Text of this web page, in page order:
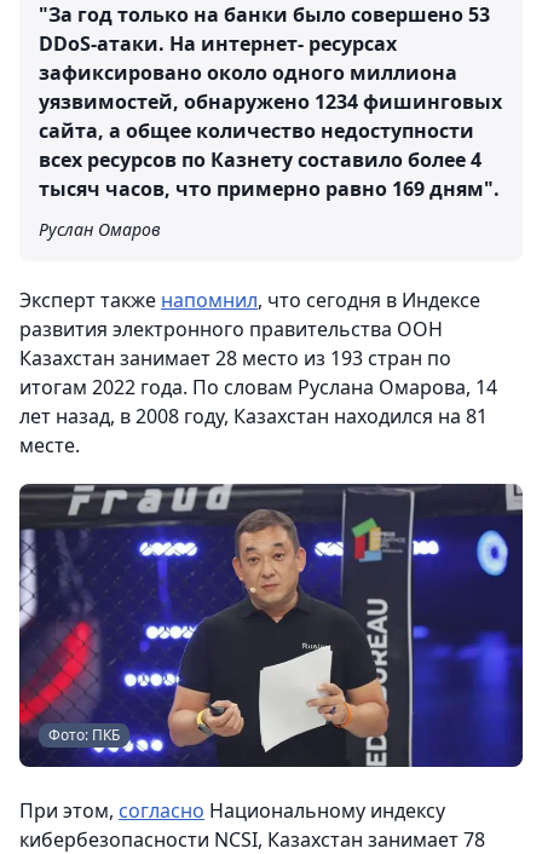
"За год только на банки было совершено 53
DDoS-атаки. На интернет- ресурсах
зафиксировано около одного миллиона
уязвимостей, обнаружено 1234 фишинговых
сайта, а общее количество недоступности
всех ресурсов по Казнету составило более 4
тысяч часов, что примерно равно 169 дням".
Руслан Омаров
Эксперт также напомнил, что сегодня в Индексе
развития электронного правительства ООН
Казахстан занимает 28 место из 193 стран по
итогам 2022 года. По словам Руслана Омарова, 14
лет назад, в 2008 году, Казахстан находился на 81
месте.
Фото: ПКБ
При этом, согласно Национальному индексу
кибербезопасности NCSI, Казахстан занимает 78